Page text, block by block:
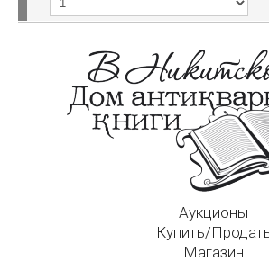
Аукционы
Купить/
Магазин